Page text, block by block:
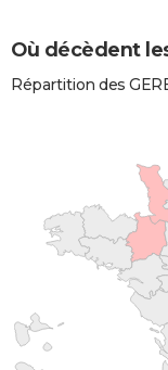
Où décèdent
Répartition des